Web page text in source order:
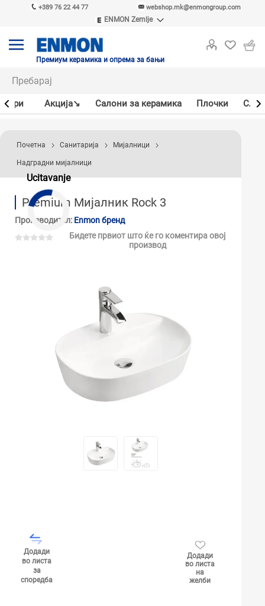
+389 76 22 44 77 webshop.mk@enmongroup.com
ENMON Zemlje
ENMON MKD
Премиум керамика и опрема за бањи
Акцијa↘ Салони за керамика Плочки
Ucitavanje
Почетна Санитарија Мијалници
Надградни мијалници
Premium Мијалник Rock 3
Производител: Enmon бренд
Бидете првиот што ќе го коментира овој
производ
Додади
во листа
за
споредба
Додади
во листа
на
желби